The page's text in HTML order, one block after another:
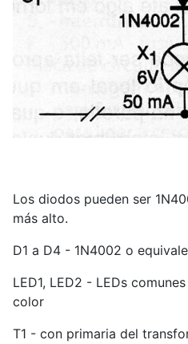
Los diodos pueden ser
más alto.
D1 a D4 - 1N4002 o
LED1, LED2 - LEDs
color
T1 - con primaria del